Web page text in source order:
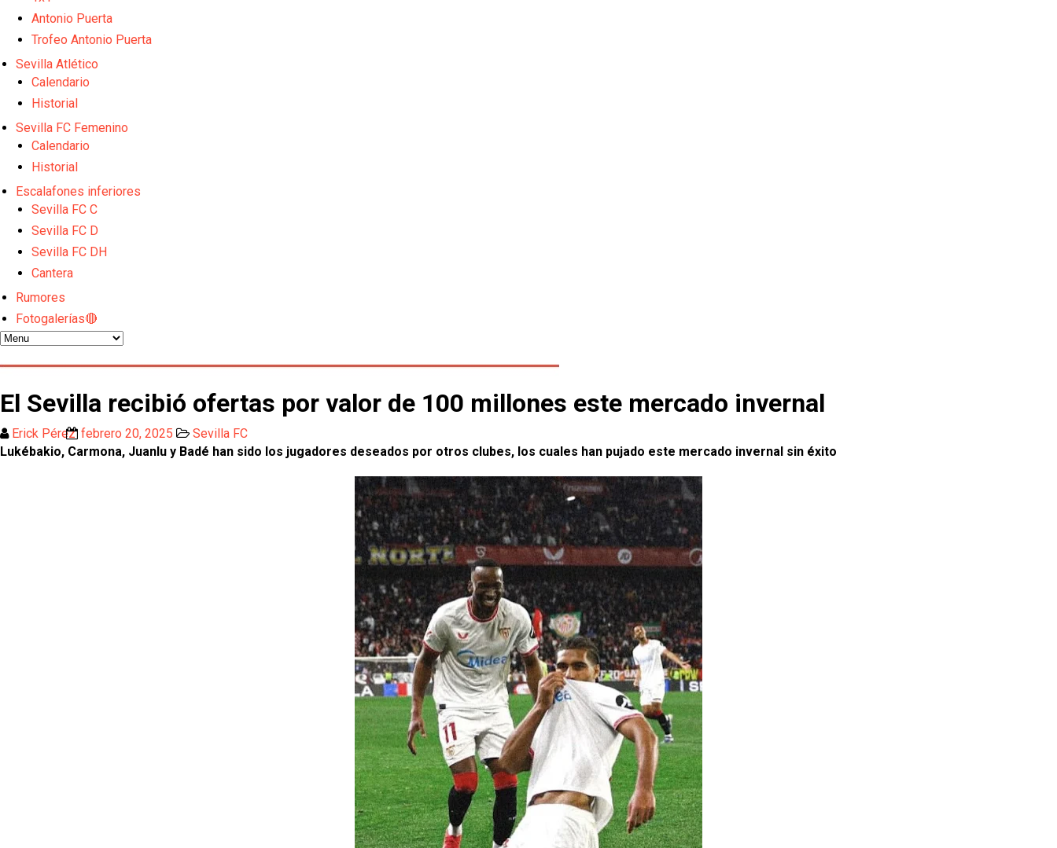
Juanlu de vuelta a Sevilla para cerrar su fichaje a la Premier
El Granada negocia con el Sevilla FC por Alberto Flores
El Sevilla mueve ficha por Robbie Ure: la opción 'A' para el ataque nervionense
Antonio Puerta
Trofeo Antonio Puerta
Sevilla Atlético
Calendario
Historial
Sevilla FC Femenino
Calendario
Historial
Escalafones inferiores
Sevilla FC C
Sevilla FC D
Sevilla FC DH
Cantera
Rumores
Fotogalerías🔴
El Sevilla recibió ofertas por valor de 100 millones este mercado invernal
Erick Pérez febrero 20, 2025
Sevilla FC
Lukébakio, Carmona, Juanlu y Badé han sido los jugadores deseados por otros clubes, los cuales han pujado este mercado invernal sin éxito